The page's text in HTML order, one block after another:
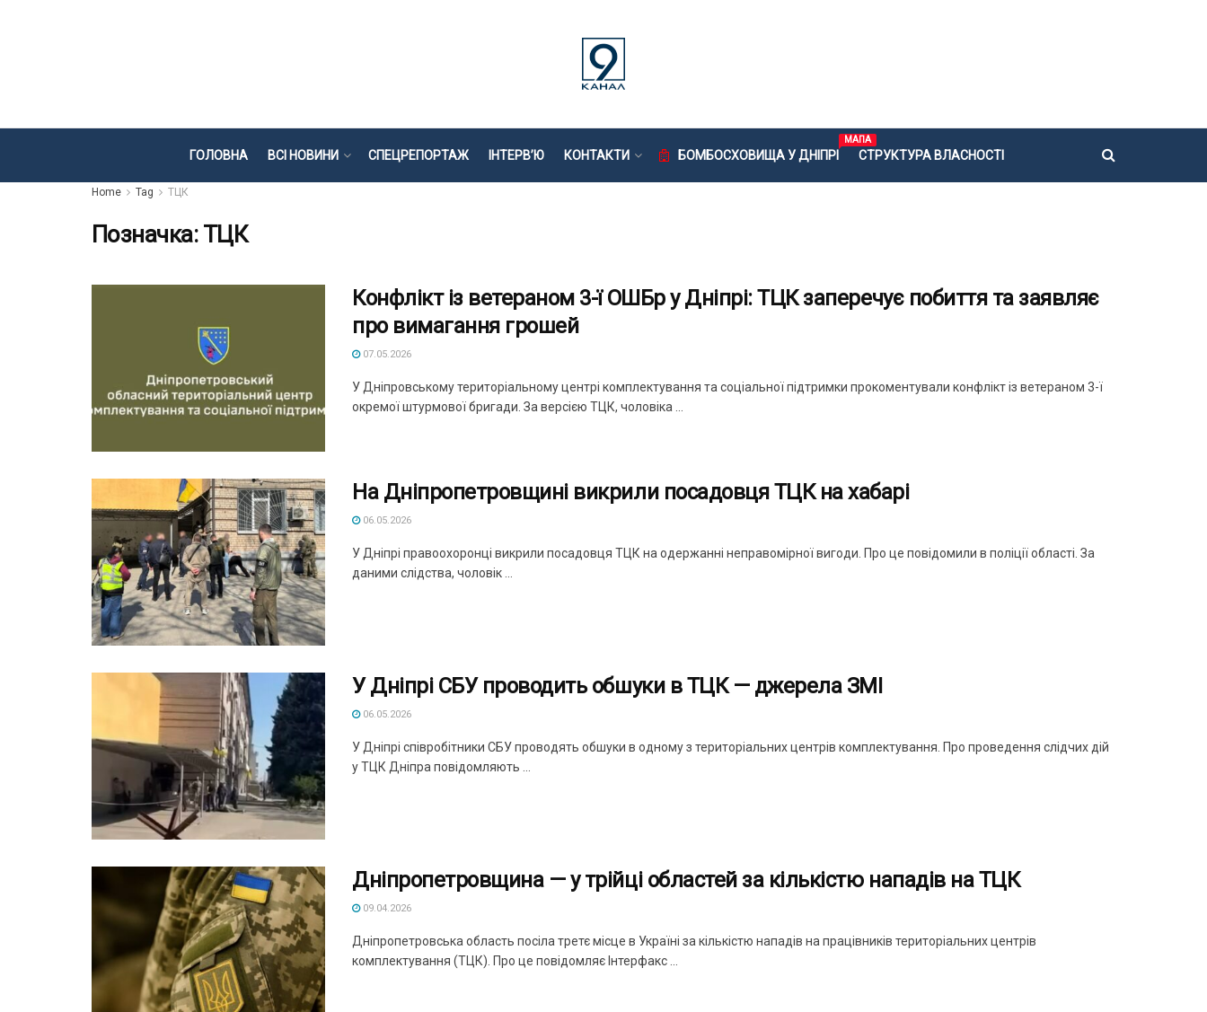
ГОЛОВНА ВСІ НОВИНИ СПЕЦРЕПОРТАЖ ІНТЕРВ’Ю КОНТАКТИ БОМБОСХОВИЩА У ДНІПРІ
МАПА
СТРУКТУРА ВЛАСНОСТІ
Home Tag ТЦК
Позначка: ТЦК
Конфлікт із ветераном 3-ї ОШБр у Дніпрі: ТЦК заперечує побиття та заявляє
про вимагання грошей
07.05.2026
У Дніпровському територіальному центрі комплектування та соціальної підтримки прокоментували конфлікт із ветераном 3-ї
окремої штурмової бригади. За версією ТЦК, чоловіка ...
На Дніпропетровщині викрили посадовця ТЦК на хабарі
06.05.2026
У Дніпрі правоохоронці викрили посадовця ТЦК на одержанні неправомірної вигоди. Про це повідомили в поліції області. За
даними слідства, чоловік ...
У Дніпрі СБУ проводить обшуки в ТЦК — джерела ЗМІ
06.05.2026
У Дніпрі співробітники СБУ проводять обшуки в одному з територіальних центрів комплектування. Про проведення слідчих дій
у ТЦК Дніпра повідомляють ...
Дніпропетровщина — у трійці областей за кількістю нападів на ТЦК
09.04.2026
Дніпропетровська область посіла третє місце в Україні за кількістю нападів на працівників територіальних центрів
комплектування (ТЦК). Про це повідомляє Інтерфакс ...